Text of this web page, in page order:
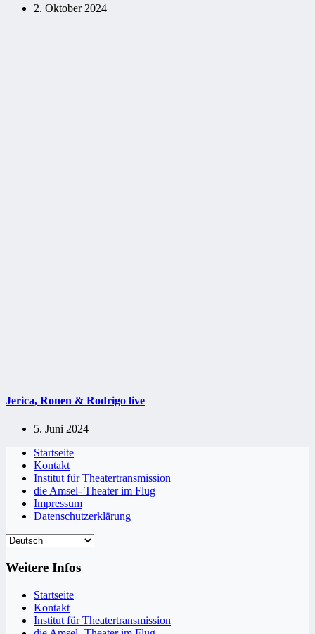
2. Oktober 2024
Jerica, Ronen & Rodrigo live
5. Juni 2024
Startseite
Kontakt
Institut für Theatertransmission
die Amsel- Theater im Flug
Impressum
Datenschutzerklärung
Weitere Infos
Startseite
Kontakt
Institut für Theatertransmission